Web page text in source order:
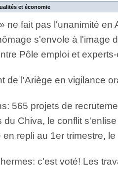
et économie
ne fait pas l'unanimité en
s'envole à l'image
Pôle emploi et
de l'Ariège en vigilance
565 projets de
du Chiva, le conflit s'enlise
repli au 1er trimestre,
c'est voté! Les